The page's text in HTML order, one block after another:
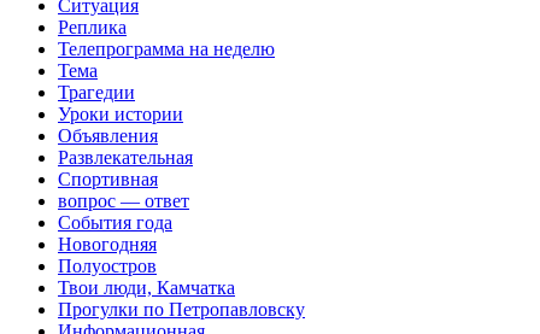
Ситуация
Реплика
Телепрограмма на неделю
Тема
Трагедии
Уроки истории
Объявления
Развлекательная
Спортивная
вопрос — ответ
События года
Новогодняя
Полуостров
Твои люди, Камчатка
Прогулки по Петропавловску